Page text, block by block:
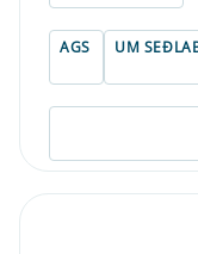
AGS UM